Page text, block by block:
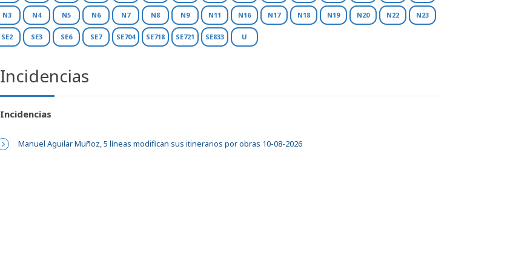
N3 N4 N5 N6 N7 N8 N9 N11 N16 N17 N18 N19 N20 N22 N23
SE2 SE3 SE6 SE7 SE704 SE718 SE721 SE833 U
Incidencias
Incidencias
Manuel Aguilar Muñoz, 5 líneas modifican sus itinerarios por obras 10-08-2026